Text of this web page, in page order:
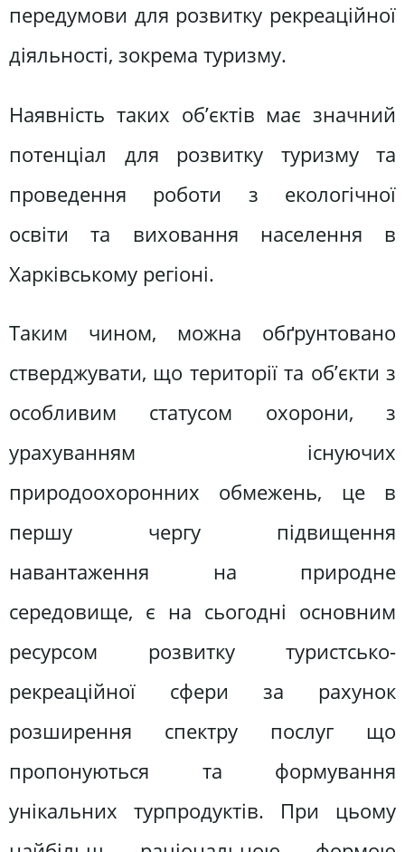
передумови для розвитку рекреаційної
діяльності, зокрема туризму.
Наявність таких об’єктів має значний
потенціал для розвитку туризму та
проведення роботи з екологічної
освіти та виховання населення в
Харківському регіоні.
Таким чином, можна обґрунтовано
стверджувати, що території та об’єкти з
особливим статусом охорони, з
урахуванням існуючих
природоохоронних обмежень, це в
першу чергу підвищення
навантаження на природне
середовище, є на сьогодні основним
ресурсом розвитку туристсько-
рекреаційної сфери за рахунок
розширення спектру послуг що
пропонуються та формування
унікальних турпродуктів. При цьому